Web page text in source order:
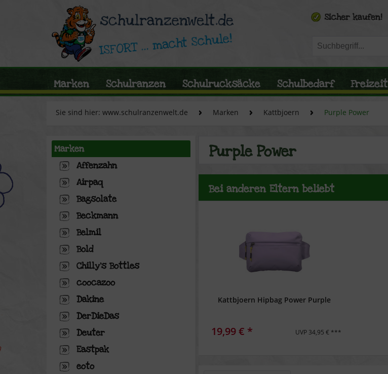
Marken Schulranzen Schulrucksäcke Schulbedarf Freizeit
Sie sind hier: www.schulranzenwelt.de Marken Kattbjoern Purple Power
Marken
Affenzahn
Airpaq
Bagsolate
Beckmann
Belmil
Bold
Chilly's Bottles
coocazoo
Dakine
DerDieDas
Deuter
Eastpak
eoto
Purple Power
Bei anderen Eltern beliebt
Kattbjoern Hipbag Power Purple
19,99 € * UVP 34,95 € ***